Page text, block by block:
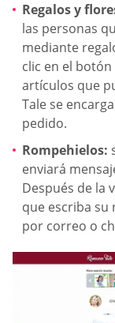
Regalos y
las personas
mediante
clic en el
artículos que
Tale se
pedido.
Rompehielos:
enviará
Después de la
que escriba su
por correo o